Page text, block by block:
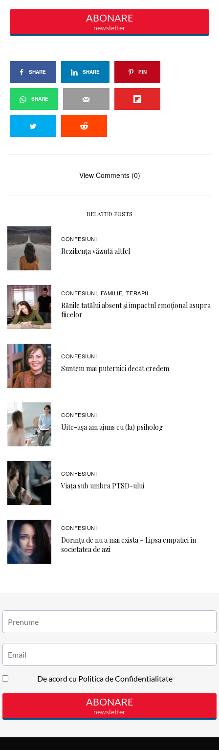
SHARE SHARE PIN
SHARE
View Comments (0)
RELATED POSTS
CONFESIUNI
Reziliența văzută altfel
CONFESIUNI, FAMILIE, TERAPII
Rănile tatălui absent și impactul emoțional asupra
fiicelor
CONFESIUNI
Suntem mai puternici decât credem
CONFESIUNI
Uite-așa am ajuns eu (la) psiholog
CONFESIUNI
Viața sub umbra PTSD-ului
CONFESIUNI
Dorința de nu a mai exista – Lipsa empatiei în
societatea de azi